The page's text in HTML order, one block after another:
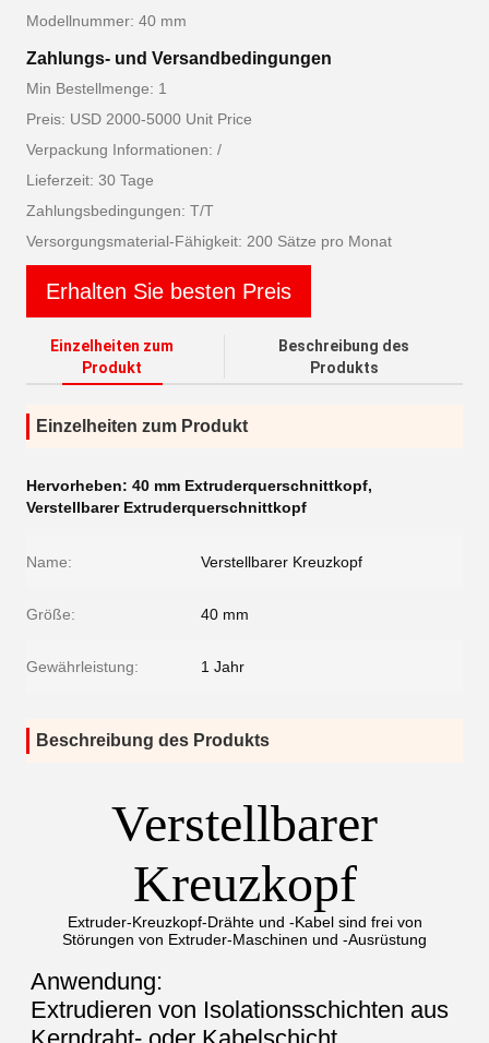
Modellnummer: 40 mm
Zahlungs- und Versandbedingungen
Min Bestellmenge: 1
Preis: USD 2000-5000 Unit Price
Verpackung Informationen: /
Lieferzeit: 30 Tage
Zahlungsbedingungen: T/T
Versorgungsmaterial-Fähigkeit: 200 Sätze pro Monat
Erhalten Sie besten Preis
Einzelheiten zum
Produkt
Beschreibung des
Produkts
Einzelheiten zum Produkt
Hervorheben: 40 mm Extruderquerschnittkopf,
Verstellbarer Extruderquerschnittkopf
Name: Verstellbarer Kreuzkopf
Größe: 40 mm
Gewährleistung: 1 Jahr
Beschreibung des Produkts
Verstellbarer
Kreuzkopf
Extruder-Kreuzkopf-Drähte und -Kabel sind frei von
Störungen von Extruder-Maschinen und -Ausrüstung
Anwendung:
Extrudieren von Isolationsschichten aus